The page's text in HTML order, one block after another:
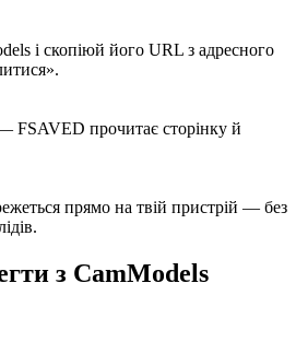
і скопіюй його URL з адресного
FSAVED прочитає сторінку й
прямо на твій пристрій — без
з CamModels